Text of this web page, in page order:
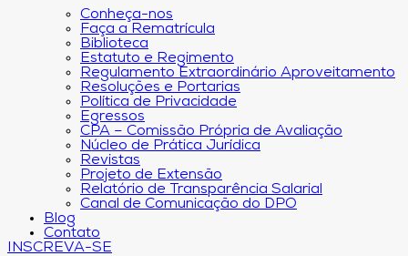
Conheça-nos
Faça a Rematrícula
Biblioteca
Estatuto e Regimento
Regulamento Extraordinário Aproveitamento
Resoluções e Portarias
Política de Privacidade
Egressos
CPA – Comissão Própria de Avaliação
Núcleo de Prática Jurídica
Revistas
Projeto de Extensão
Relatório de Transparência Salarial
Canal de Comunicação do DPO
Blog
Contato
INSCREVA-SE